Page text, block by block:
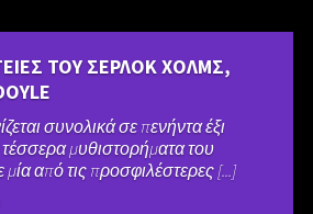
ΤΟΥ ΣΕΡΛΟΚ ΧΟΛΜΣ,
συνολικά σε πενήντα έξι
τέσσερα μυθιστορήματα του
από τις προσφιλέστερες [...]